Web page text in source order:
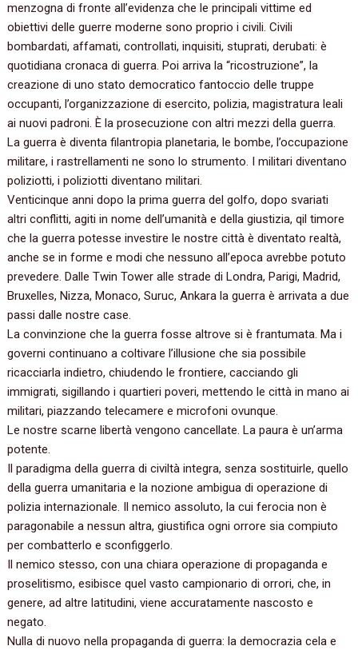
menzogna di fronte all’evidenza che le principali vittime ed
obiettivi delle guerre moderne sono proprio i civili. Civili
bombardati, affamati, controllati, inquisiti, stuprati, derubati: è
quotidiana cronaca di guerra. Poi arriva la “ricostruzione”, la
creazione di uno stato democratico fantoccio delle truppe
occupanti, l’organizzazione di esercito, polizia, magistratura leali
ai nuovi padroni. È la prosecuzione con altri mezzi della guerra.
La guerra è diventa filantropia planetaria, le bombe, l’occupazione
militare, i rastrellamenti ne sono lo strumento. I militari diventano
poliziotti, i poliziotti diventano militari.
Venticinque anni dopo la prima guerra del golfo, dopo svariati
altri conflitti, agiti in nome dell’umanità e della giustizia, qil timore
che la guerra potesse investire le nostre città è diventato realtà,
anche se in forme e modi che nessuno all’epoca avrebbe potuto
prevedere. Dalle Twin Tower alle strade di Londra, Parigi, Madrid,
Bruxelles, Nizza, Monaco, Suruc, Ankara la guerra è arrivata a due
passi dalle nostre case.
La convinzione che la guerra fosse altrove si è frantumata. Ma i
governi continuano a coltivare l’illusione che sia possibile
ricacciarla indietro, chiudendo le frontiere, cacciando gli
immigrati, sigillando i quartieri poveri, mettendo le città in mano ai
militari, piazzando telecamere e microfoni ovunque.
Le nostre scarne libertà vengono cancellate. La paura è un’arma
potente.
Il paradigma della guerra di civiltà integra, senza sostituirle, quello
della guerra umanitaria e la nozione ambigua di operazione di
polizia internazionale. Il nemico assoluto, la cui ferocia non è
paragonabile a nessun altra, giustifica ogni orrore sia compiuto
per combatterlo e sconfiggerlo.
Il nemico stesso, con una chiara operazione di propaganda e
proselitismo, esibisce quel vasto campionario di orrori, che, in
genere, ad altre latitudini, viene accuratamente nascosto e
negato.
Nulla di nuovo nella propaganda di guerra: la democrazia cela e